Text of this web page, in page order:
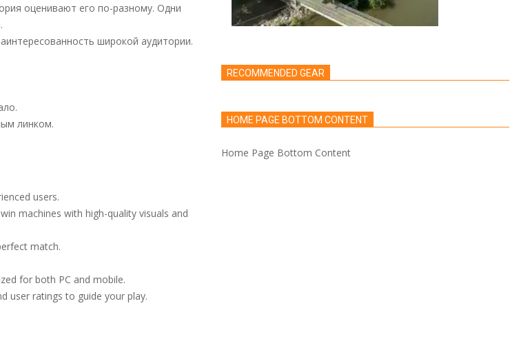
оценивают его по-разному. Одни
широкой аудитории.
линком.
users.
machines with high-quality visuals and
match.
for both PC and mobile.
user ratings to guide your play.
RECOMMENDED GEAR
HOME PAGE BOTTOM CONTENT
Home Page Bottom Content